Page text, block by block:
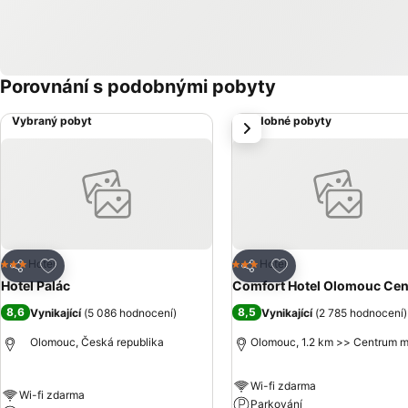
Porovnání s podobnými pobyty
Vybraný pobyt
Sdílet
Přidat na seznam oblíbených hotelů
3 Počet hvězdiček
Hotel
Hotel Palác
8,6 Vynikající (5 086 hodnocení)
Olomouc, Česká republika
Wi-fi zdarma
Podobné pobyty
Sdílet
Přidat na seznam
3 Počet hvězdiček
Hotel
Comfort Hotel Olomouc
8,5 Vynikající (2 785 hodnocení)
Olomouc, 1.2 km >> Centrum
Wi-fi zdarma
Parkování
další